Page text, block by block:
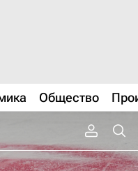
Общество